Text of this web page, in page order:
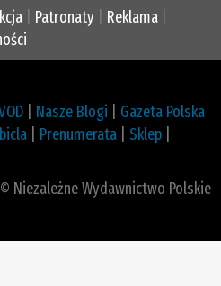
Patronaty Reklama
Nasze Blogi
Gazeta Polska
Prenumerata Sklep
Niezależne Wydawnictwo Polskie